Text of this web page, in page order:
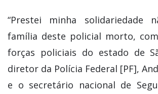
“Prestei minha solidariedade
família deste policial morto,
forças policiais do estado de
diretor da Polícia Federal [PF],
e o secretário nacional de